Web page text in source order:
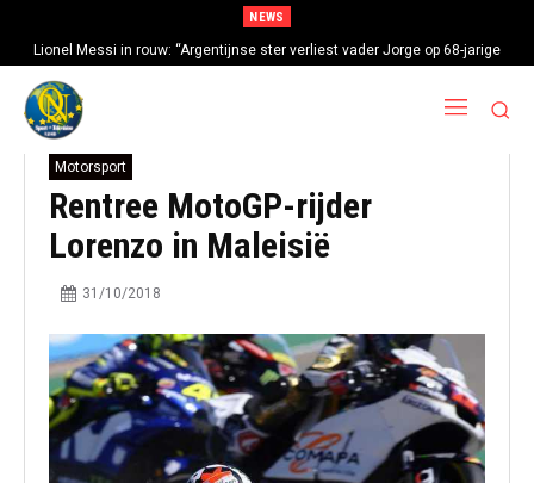
NEWS
Lionel Messi in rouw: “Argentijnse ster verliest vader Jorge op 68-jarige
leeftijd na gezondheidsproblemen”
Motorsport
Rentree MotoGP-rijder
Lorenzo in Maleisië
31/10/2018